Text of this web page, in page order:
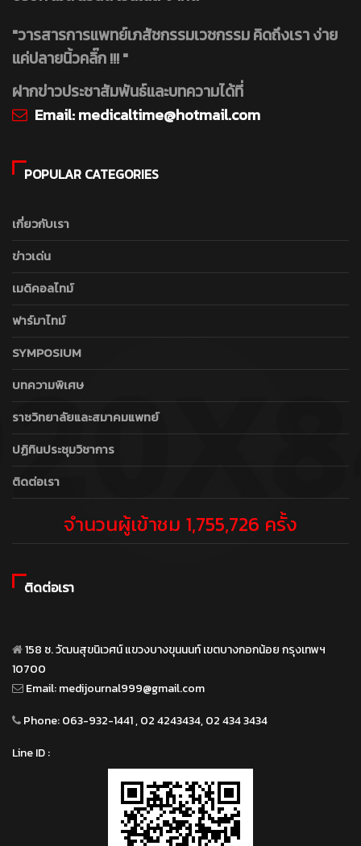
"วารสารการแพทย์เภสัชกรรมเวชกรรม คิดถึงเรา ง่าย
แค่ปลายนิ้วคลิ๊ก !!! "
ฝากข่าวประชาสัมพันธ์และบทความได้ที่
Email:medicaltime@hotmail.com
POPULAR CATEGORIES
เกี่ยวกับเรา
ข่าวเด่น
เมดิคอลไทม์
ฟาร์มาไทม์
SYMPOSIUM
บทความพิเศษ
ราชวิทยาลัยและสมาคมแพทย์
ปฏิทินประชุมวิชาการ
ติดต่อเรา
จำนวนผู้เข้าชม 1,755,726 ครั้ง
ติดต่อเรา
158 ซ. วัฒนสุขนิเวศน์ แขวงบางขุนนนท์ เขตบางกอกน้อย กรุงเทพฯ
10700
Email:medijournal999@gmail.com
Phone:063-932-1441 , 02 4243434, 02 434 3434
Line ID :